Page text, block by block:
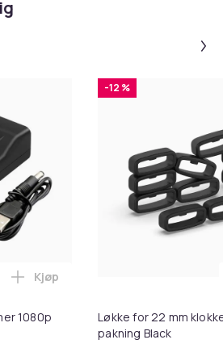
1080p
Legg SCART til HDMI-omformer
Kjøp
-12 %
Løkke for 22 mm
pakning Black